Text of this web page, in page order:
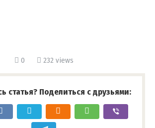
0 232 views
статья? Поделиться с друзьями: